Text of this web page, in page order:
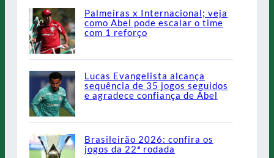
Palmeiras x Internacional; veja
como Abel pode escalar o time
com 1 reforço
Lucas Evangelista alcança
sequência de 35 jogos seguidos
e agradece confiança de Abel
Brasileirão 2026: confira os
jogos da 22ª rodada